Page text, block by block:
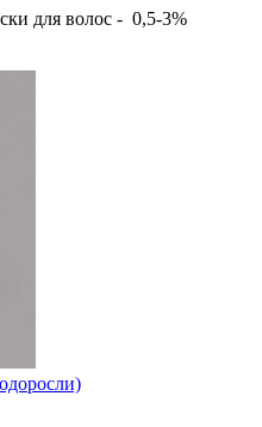
для волос - 0,5-3%